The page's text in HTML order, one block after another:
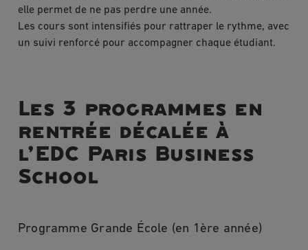
elle permet de ne pas perdre une année.
Les cours sont intensifiés pour rattraper le rythme, avec
un suivi renforcé pour accompagner chaque étudiant.
Les 3 programmes en
rentrée décalée à
l’EDC Paris Business
School
Programme Grande École (en 1ère année)